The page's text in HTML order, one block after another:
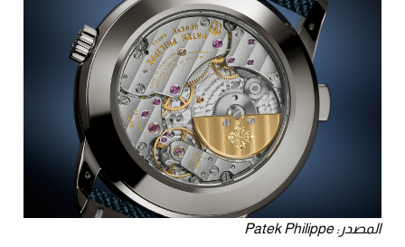
المصدر: Patek Philippe